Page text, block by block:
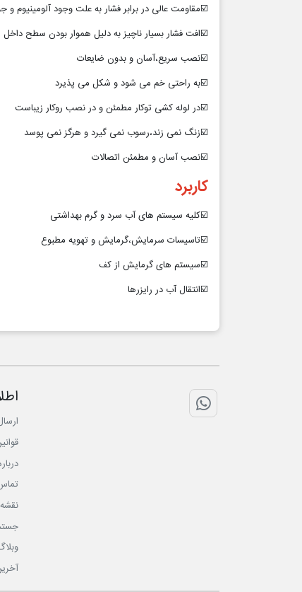
☑️مقاومت عالی در برابر فشار به علت وجود آلومینیوم
☑️افت فشار بسیار ناچیز به دلیل هموار بودن سطح داخل
☑️نصب سریع،آسان و بدون ضایعات
☑️به راحتی خم می شود و شکل می پذیرد
☑️در لوله کشی توکار مطمئن و در نصب روکار زیباست
☑️زنگ نمی زند،رسوب نمی گیرد و هرگز نمی پوسد
☑️نصب آسان و مطمئن اتصالات
کاربرد
☑️کلیه سیستم های آب سرد و گرم بهداشتی
☑️تاسیسات سرمایش،گرمایش و تهویه مطبوع
☑️سیستم های گرمایش از کف
☑️انتقال آب در رایزرها
تماس با واتس اپ